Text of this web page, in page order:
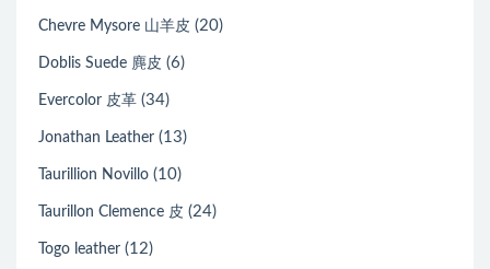
Chevre Mysore 山羊皮 (20)
Doblis Suede 麂皮 (6)
Evercolor 皮革 (34)
Jonathan Leather (13)
Taurillion Novillo (10)
Taurillon Clemence 皮 (24)
Togo leather (12)